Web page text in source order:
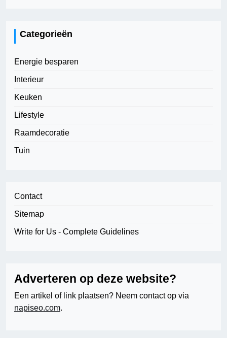
Categorieën
Energie besparen
Interieur
Keuken
Lifestyle
Raamdecoratie
Tuin
Contact
Sitemap
Write for Us - Complete Guidelines
Adverteren op deze website?
Een artikel of link plaatsen? Neem contact op via
napiseo.com.